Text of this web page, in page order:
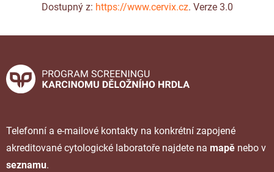
Dostupný z: https://www.cervix.cz. Verze 3.0
Telefonní a e-mailové kontakty na konkrétní zapojené
akreditované cytologické laboratoře najdete na mapě nebo v
seznamu.